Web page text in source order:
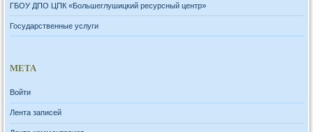
ГБОУ ДПО ЦПК «Большеглушицкий ресурсный центр»
Государственные услуги
МЕТА
Войти
Лента записей